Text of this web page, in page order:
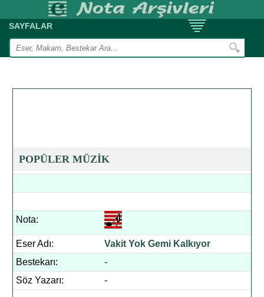
SAYFALAR
POPÜLER MÜZİK
Nota:
Eser Adı:
Vakit Yok Gemi Kalkıyor
Bestekarı:
-
Söz Yazarı:
-